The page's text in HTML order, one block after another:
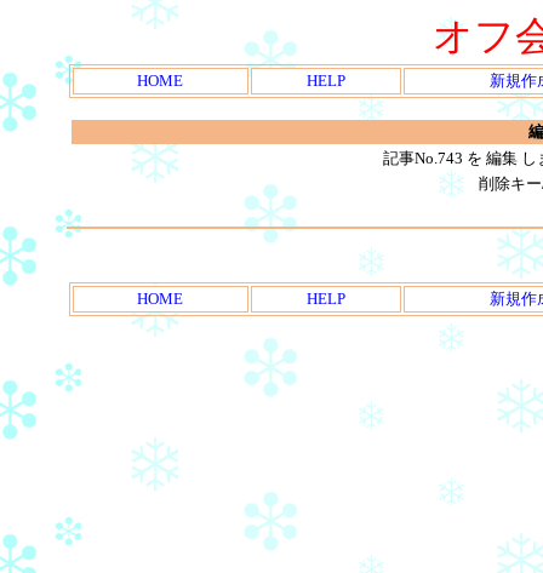
オフ
HOME HELP 新規作
記事No.743 を 編集
削除キ
HOME HELP 新規作